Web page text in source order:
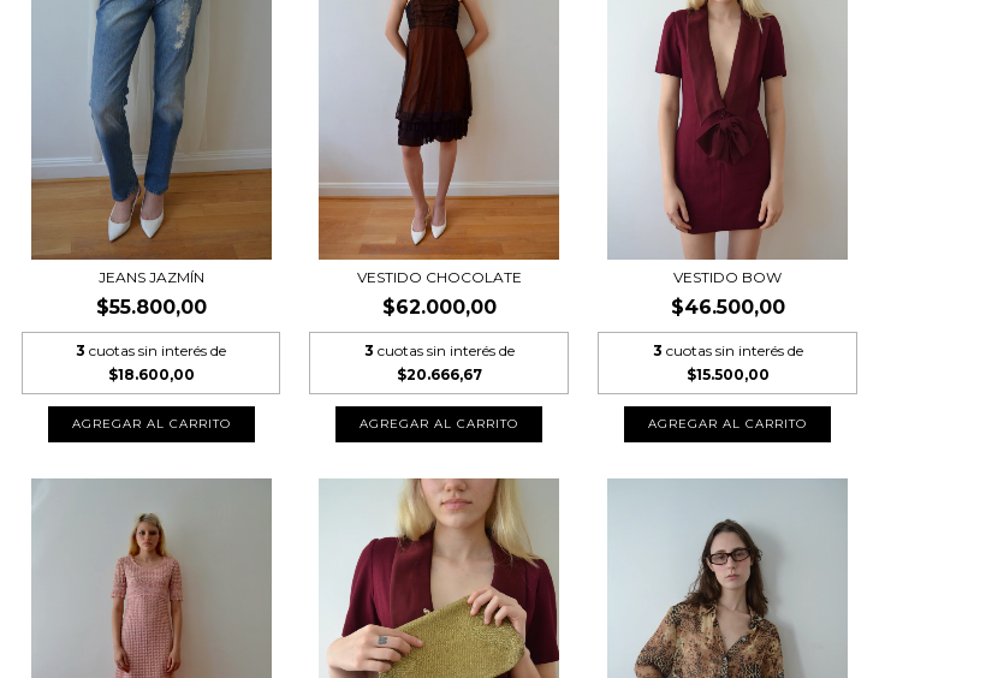
JEANS JAZMÍN
$55.800,00
3 cuotas sin interés de
$18.600,00
VESTIDO CHOCOLATE
$62.000,00
3 cuotas sin interés de
$20.666,67
VESTIDO BOW
$46.500,00
3 cuotas sin interés de
$15.500,00